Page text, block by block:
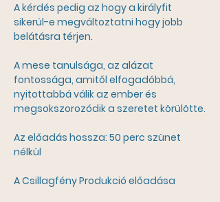
A kérdés pedig az hogy a királyfit
sikerül-e megváltoztatni hogy jobb
belátásra térjen.
A mese tanulsága, az alázat
fontossága, amitől elfogadóbbá,
nyitottabbá válik az ember és
megsokszorozódik a szeretet körülötte.
Az előadás hossza: 50 perc szünet
nélkül
A Csillagfény Produkció előadása